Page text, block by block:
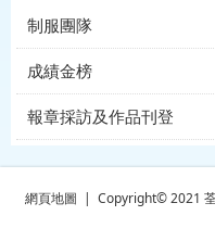
制服團隊
成績金榜
報章採訪及作品刊登
網頁地圖 | Copyright© 2021